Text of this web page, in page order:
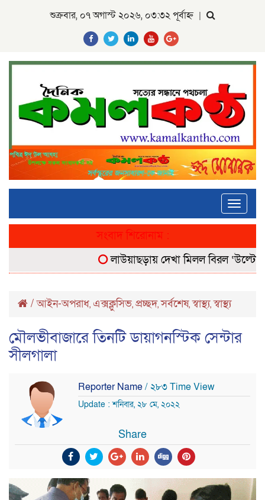
শুক্রবার, ০৭ অগাস্ট ২০২৬, ০৩:৩২ পূর্বাহ্ন |
Toggle
সংবাদ শিরোনাম :
লাউয়াছড়ায় দেখা মিলল বিরল
/আইন-অপরাধ, এক্সক্লুসিভ, প্রচ্ছদ,সর্বশেষ,স্বাস্থ্য,স্বাস্থ্য
মৌলভীবাজারে তিনটি ডায়াগনস্টিক সেন্টার
সীলগালা
Reporter Name/ ২৮৩ Time View
Update : শনিবার, ২৮ মে, ২০২২
Share